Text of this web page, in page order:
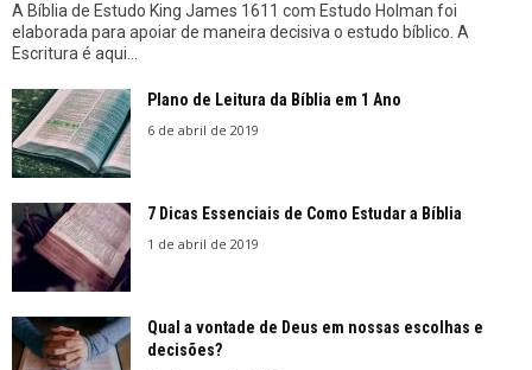
A Bíblia de Estudo King James 1611 com Estudo Holman foi
elaborada para apoiar de maneira decisiva o estudo bíblico. A
Escritura é aqui...
Plano de Leitura da Bíblia em 1 Ano
6 de abril de 2019
7 Dicas Essenciais de Como Estudar a Bíblia
1 de abril de 2019
Qual a vontade de Deus em nossas escolhas e
decisões?